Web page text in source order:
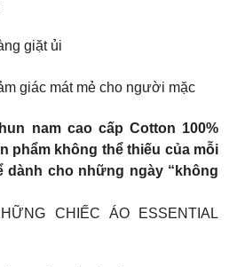
giặt ủi
giác mát mẻ cho người mặc
nam cao cấp Cotton 100%
phẩm không thể thiếu của mỗi
dành cho những ngày “không
CHIẾC ÁO ESSENTIAL